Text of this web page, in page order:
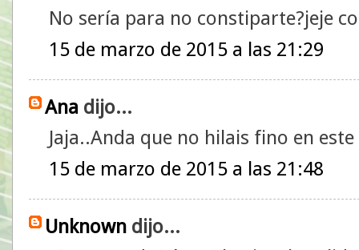
No sería para no constiparte?jeje
15 de marzo de 2015 a las 21:29
Ana dijo...
Jaja..Anda que no hilais fino en
15 de marzo de 2015 a las 21:48
Unknown dijo...